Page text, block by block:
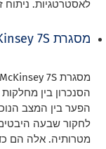
לאסטרטגיות. ניתוח
מסגרת McKinsey 7S
הסנכרון בין
הפער בין המצב
לחקור שבעה
מטרותיה. אלה הם